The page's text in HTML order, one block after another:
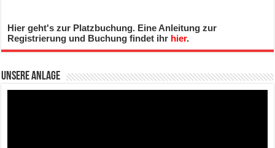
Hier geht's zur Platzbuchung. Eine Anleitung zur
Registrierung und Buchung findet ihr hier.
Unsere Anlage